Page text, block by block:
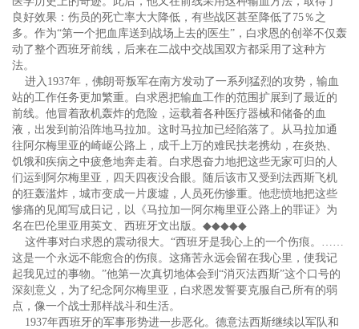
良好效果：伤员的死亡率大大降低，有些战区甚至降低了75％之
多。作为“第一个把血库送到战场上去的医生”，白求恩的创举不仅轰
动了整个西班牙前线，后来在二战中交战国双方都采用了这种方
法。
进入1937年，佛朗哥叛军在南方发动了一系列猛烈的攻势，输血
站的工作任务更加繁重。白求恩把输血工作的范围扩展到了最近的
前线。他冒着敌机轰炸的危险，运载着各种医疗器械和储备的血
液，出发到前沿阵地马拉加。这时马拉加已经陷落了。从马拉加通
往阿尔梅里亚的崎岖公路上，成千上万的难民扶老携幼，在炎热、
饥饿和疾病之中疲惫地奔走着。白求恩奋力地把这些无家可归的人
们运到阿尔梅里亚，四天四夜没合眼。随后该市又受到法西斯飞机
的狂轰滥炸，城市变成一片废墟，人员死伤惨重。他悲愤地把这些
惨痛的见闻写成日记，以《马拉加一阿尔梅里亚公路上的罪证》为
名在巴伦里亚用英文、西班牙文出版。 ◆◆◆◆◆
这件事对白求恩的震动很大。“西班牙是我心上的一个伤痕。……
这是一个永远不能愈合的伤痕。这痛苦永远会留在我心里，使我记
起我见过的事物。”他第一次真切地体会到“消灭法西斯”这个口号的
深刻意义，为了纪念阿尔梅里亚，白求恩发誓要克服自己所有的弱
点，像一个战士那样战斗和生活。
1937年西班牙的军事形势进一步恶化。德意法西斯继续以军队和